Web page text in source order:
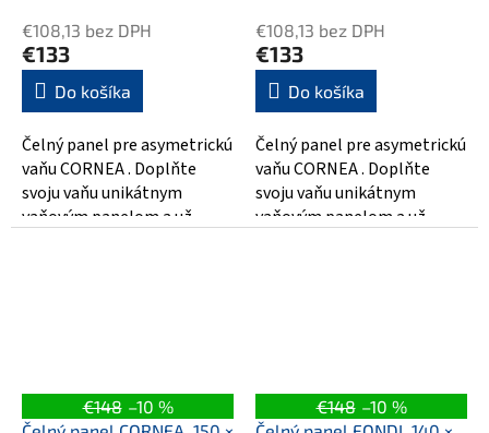
€108,13 bez DPH
€133
Do košíka
Čelný panel pre asymetrickú
vaňu CORNEA . Doplňte
svoju vaňu unikátnym
vaňovým panelom a už
€108,13 bez DPH
€133
Do košíka
Čelný panel pre asymetrickú
vaňu CORNEA . Doplňte
svoju vaňu unikátnym
vaňovým panelom a už
€148 –10 %
€148 –10 %